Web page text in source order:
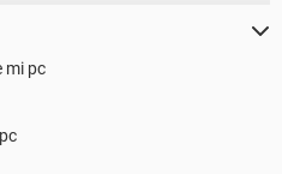
mi pc